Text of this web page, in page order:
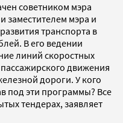
советником мэра
заместителем мэра и
транспорта в
В его ведении
линий скоростных
движения
дороги. У кого
под эти программы? Все
тендерах, заявляет